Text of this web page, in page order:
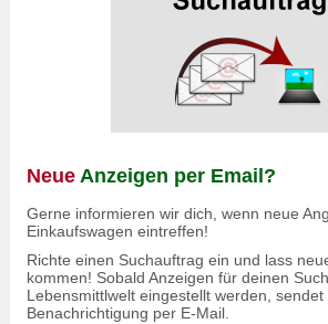
NeueAnzeigen per Email?
Gerne informieren wir dich, wenn neue
Einkaufswagen eintreffen!
Richte einen Suchauftrag ein und lass
kommen! Sobald Anzeigen für deinen
Lebensmittlwelt eingestellt werden,
Benachrichtigung per E-Mail.